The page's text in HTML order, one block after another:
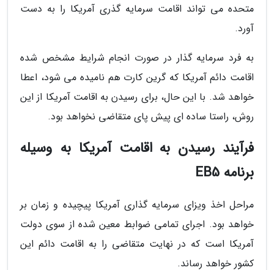
متحده می تواند اقامت سرمایه گذری آمریکا را به دست
آورد.
به فرد سرمایه گذار در صورت انجام شرایط مشخص شده
اقامت دائم آمریکا که گرین کارت هم نامیده می شود، اعطا
خواهد شد. با این حال، برای رسیدن به اقامت آمریکا از این
روش، راستا ساده ای پیش پای متقاضی نخواهد بود.
فرآیند رسیدن به اقامت آمریکا به وسیله
برنامه EB5
مراحل اخذ ویزای سرمایه گذاری آمریکا پیچیده و زمان بر
خواهد بود. اجرای تمامی ضوابط معین شده از سوی دولت
آمریکا است که در نهایت متقاضی را به اقامت دائم این
کشور خواهد رساند.